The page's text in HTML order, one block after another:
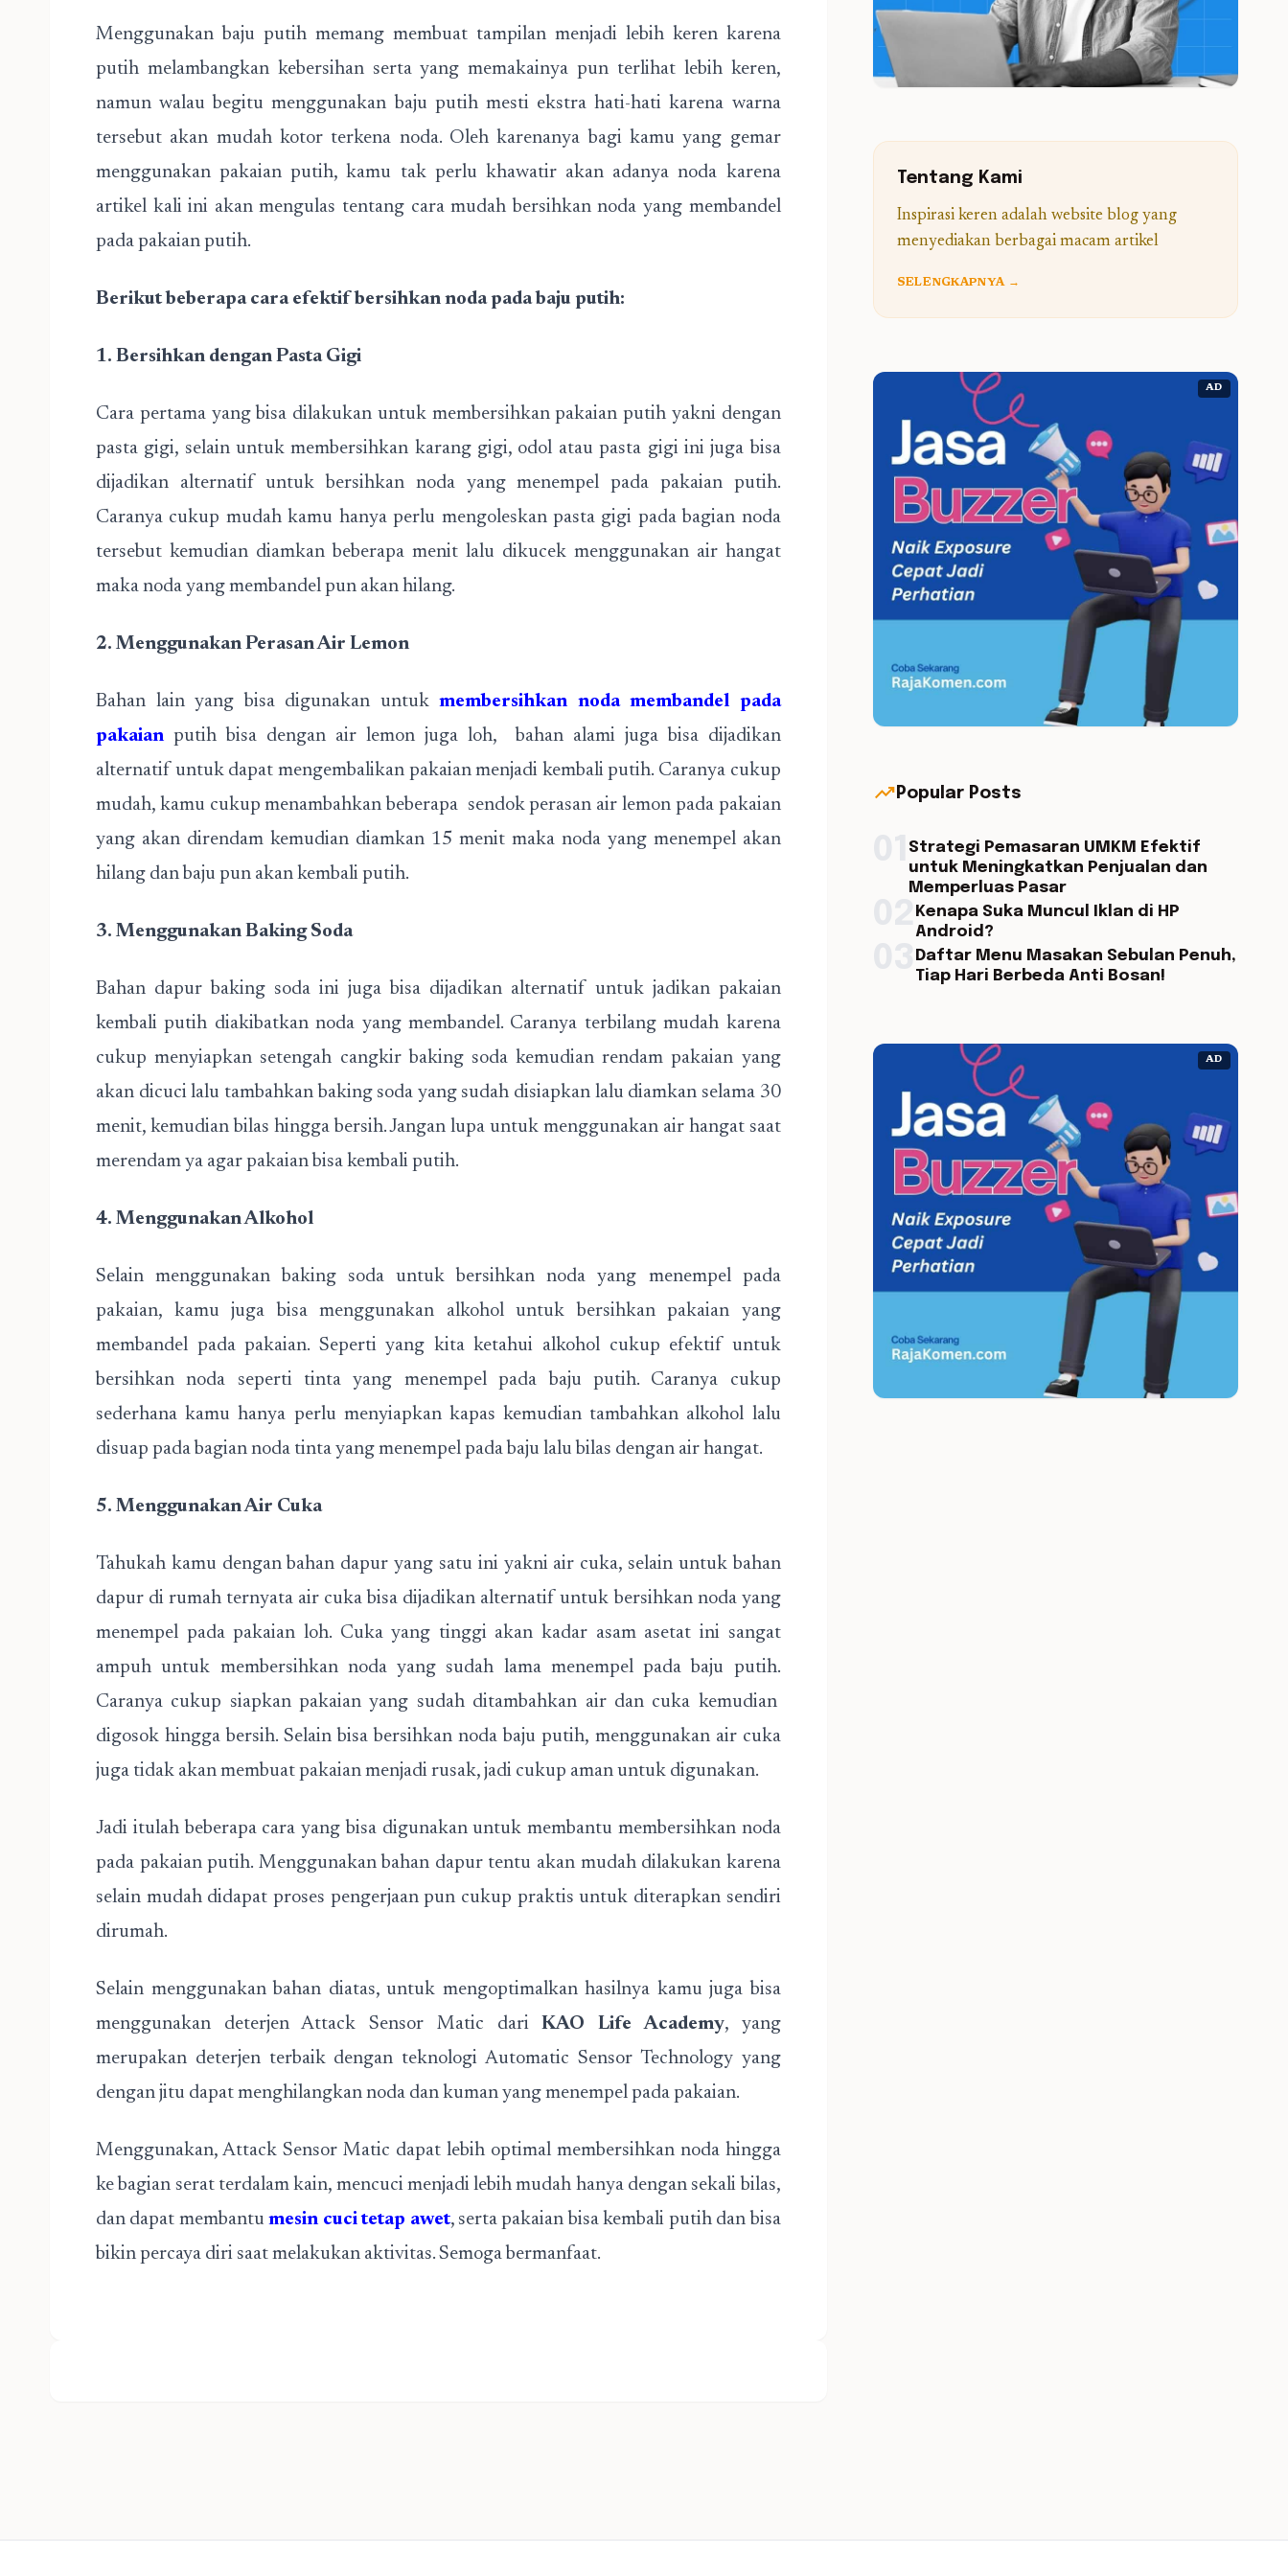
Menggunakan baju putih memang membuat tampilan menjadi lebih keren karena
putih melambangkan kebersihan serta yang memakainya pun terlihat lebih keren,
namun walau begitu menggunakan baju putih mesti ekstra hati-hati karena warna
tersebut akan mudah kotor terkena noda. Oleh karenanya bagi kamu yang gemar
menggunakan pakaian putih, kamu tak perlu khawatir akan adanya noda karena
artikel kali ini akan mengulas tentang cara mudah bersihkan noda yang membandel
pada pakaian putih.
Berikut beberapa cara efektif bersihkan noda pada baju putih:
1. Bersihkan dengan Pasta Gigi
Cara pertama yang bisa dilakukan untuk membersihkan pakaian putih yakni dengan
pasta gigi, selain untuk membersihkan karang gigi, odol atau pasta gigi ini juga bisa
dijadikan alternatif untuk bersihkan noda yang menempel pada pakaian putih.
Caranya cukup mudah kamu hanya perlu mengoleskan pasta gigi pada bagian noda
tersebut kemudian diamkan beberapa menit lalu dikucek menggunakan air hangat
maka noda yang membandel pun akan hilang.
2. Menggunakan Perasan Air Lemon
Bahan lain yang bisa digunakan untukmembersihkan noda membandel pada
pakaian putih bisa dengan air lemon juga loh, bahan alami juga bisa dijadikan
alternatif untuk dapat mengembalikan pakaian menjadi kembali putih. Caranya cukup
mudah, kamu cukup menambahkan beberapa sendok perasan air lemon pada pakaian
yang akan direndam kemudian diamkan 15 menit maka noda yang menempel akan
hilang dan baju pun akan kembali putih.
3. Menggunakan Baking Soda
Bahan dapur baking soda ini juga bisa dijadikan alternatif untuk jadikan pakaian
kembali putih diakibatkan noda yang membandel. Caranya terbilang mudah karena
cukup menyiapkan setengah cangkir baking soda kemudian rendam pakaian yang
akan dicuci lalu tambahkan baking soda yang sudah disiapkan lalu diamkan selama 30
menit, kemudian bilas hingga bersih. Jangan lupa untuk menggunakan air hangat saat
merendam ya agar pakaian bisa kembali putih.
4. Menggunakan Alkohol
Selain menggunakan baking soda untuk bersihkan noda yang menempel pada
pakaian, kamu juga bisa menggunakan alkohol untuk bersihkan pakaian yang
membandel pada pakaian. Seperti yang kita ketahui alkohol cukup efektif untuk
bersihkan noda seperti tinta yang menempel pada baju putih. Caranya cukup
sederhana kamu hanya perlu menyiapkan kapas kemudian tambahkan alkohol lalu
disuap pada bagian noda tinta yang menempel pada baju lalu bilas dengan air hangat.
5. Menggunakan Air Cuka
Tahukah kamu dengan bahan dapur yang satu ini yakni air cuka, selain untuk bahan
dapur di rumah ternyata air cuka bisa dijadikan alternatif untuk bersihkan noda yang
menempel pada pakaian loh. Cuka yang tinggi akan kadar asam asetat ini sangat
ampuh untuk membersihkan noda yang sudah lama menempel pada baju putih.
Caranya cukup siapkan pakaian yang sudah ditambahkan air dan cuka kemudian
digosok hingga bersih. Selain bisa bersihkan noda baju putih, menggunakan air cuka
juga tidak akan membuat pakaian menjadi rusak, jadi cukup aman untuk digunakan.
Jadi itulah beberapa cara yang bisa digunakan untuk membantu membersihkan noda
pada pakaian putih. Menggunakan bahan dapur tentu akan mudah dilakukan karena
selain mudah didapat proses pengerjaan pun cukup praktis untuk diterapkan sendiri
dirumah.
Selain menggunakan bahan diatas, untuk mengoptimalkan hasilnya kamu juga bisa
menggunakan deterjen Attack Sensor Matic dariKAO Life Academy, yang
merupakan deterjen terbaik dengan teknologi Automatic Sensor Technology yang
dengan jitu dapat menghilangkan noda dan kuman yang menempel pada pakaian.
Menggunakan, Attack Sensor Matic dapat lebih optimal membersihkan noda hingga
ke bagian serat terdalam kain, mencuci menjadi lebih mudah hanya dengan sekali bilas,
dan dapat membantumesin cuci tetap awet, serta pakaian bisa kembali putih dan bisa
bikin percaya diri saat melakukan aktivitas. Semoga bermanfaat.
Tentang Kami
Inspirasi keren adalah website blog yang
menyediakan berbagai macam artikel
SELENGKAPNYA →
AD
trending_up Popular Posts
Strategi Pemasaran UMKM Efektif
untuk Meningkatkan Penjualan dan
Memperluas Pasar
Kenapa Suka Muncul Iklan di HP
Android?
Daftar Menu Masakan Sebulan Penuh,
Tiap Hari Berbeda Anti Bosan!
AD